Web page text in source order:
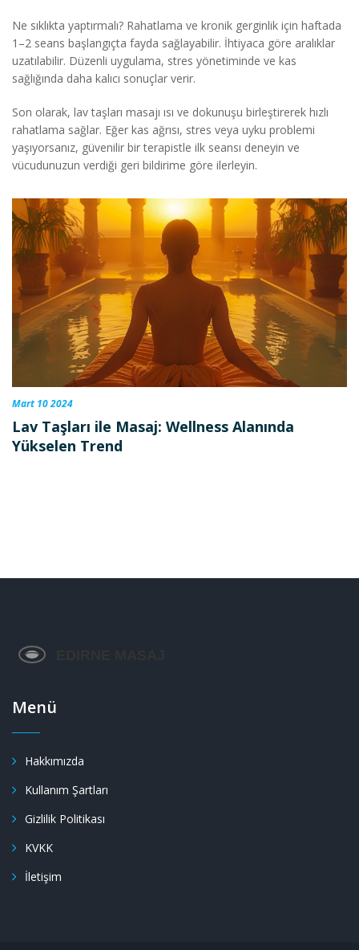
Ne sıklıkta yaptırmalı? Rahatlama ve kronik gerginlik için haftada
1–2 seans başlangıçta fayda sağlayabilir. İhtiyaca göre aralıklar
uzatılabilir. Düzenli uygulama, stres yönetiminde ve kas
sağlığında daha kalıcı sonuçlar verir.
Son olarak, lav taşları masajı ısı ve dokunuşu birleştirerek hızlı
rahatlama sağlar. Eğer kas ağrısı, stres veya uyku problemi
yaşıyorsanız, güvenilir bir terapistle ilk seansı deneyin ve
vücudunuzun verdiği geri bildirime göre ilerleyin.
Mart 10 2024
Lav Taşları ile Masaj: Wellness Alanında
Yükselen Trend
Menü
Hakkımızda
Kullanım Şartları
Gizlilik Politikası
KVKK
İletişim